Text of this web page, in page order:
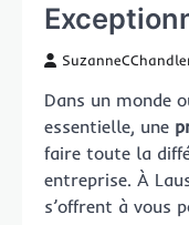
Dans un monde
essentielle, une
faire toute la
entreprise. À
s’offrent à vous